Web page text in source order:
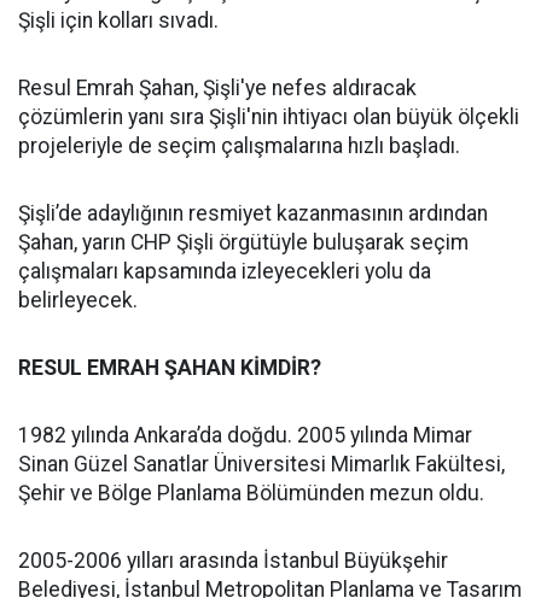
Şişli için kolları sıvadı.
Resul Emrah Şahan, Şişli'ye nefes aldıracak
çözümlerin yanı sıra Şişli'nin ihtiyacı olan büyük ölçekli
projeleriyle de seçim çalışmalarına hızlı başladı.
Şişli’de adaylığının resmiyet kazanmasının ardından
Şahan, yarın CHP Şişli örgütüyle buluşarak seçim
çalışmaları kapsamında izleyecekleri yolu da
belirleyecek.
RESUL EMRAH ŞAHAN KİMDİR?
1982 yılında Ankara’da doğdu. 2005 yılında Mimar
Sinan Güzel Sanatlar Üniversitesi Mimarlık Fakültesi,
Şehir ve Bölge Planlama Bölümünden mezun oldu.
2005-2006 yılları arasında İstanbul Büyükşehir
Belediyesi, İstanbul Metropolitan Planlama ve Tasarım